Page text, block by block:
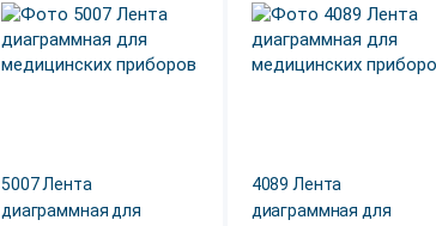
5007 Лента
диаграммная для
4089 Лента
диаграммная для